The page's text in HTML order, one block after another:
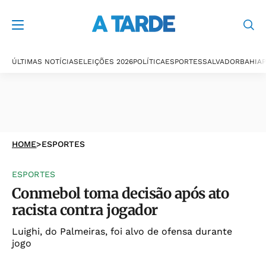
ÚLTIMAS NOTÍCIASELEIÇÕES 2026POLÍTICAESPORTESSALVADORBAHIA
HOME>ESPORTES
ESPORTES
Conmebol toma decisão após ato
racista contra jogador
Luighi, do Palmeiras, foi alvo de ofensa durante
jogo